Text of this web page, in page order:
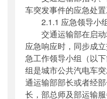
车突发事件的应急处置
2.1.1 应急领导小
交通运输部在启动
应急响应时，同步成
急工作领导小组（以
组是城市公共汽电车
通运输部部长或者经
长，部总师及部运输服